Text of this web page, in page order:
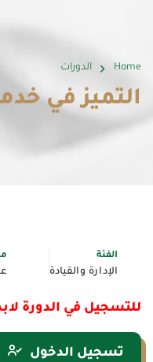
Home الدورات
التميز في
الفئة
الإدارة والقيادة
للتسجيل في الدورة
تسجيل الدخول